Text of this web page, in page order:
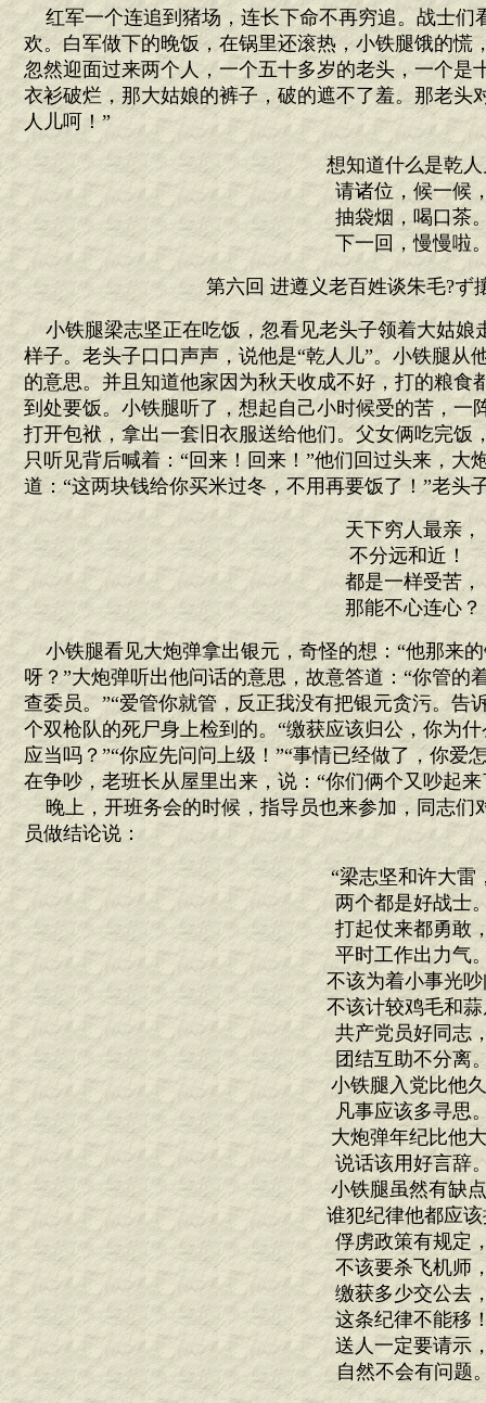
红军一个连追到猪场，连长下命不再穷追。战士们
欢。白军做下的晚饭，在锅里还滚热，小铁腿饿的慌
忽然迎面过来两个人，一个五十多岁的老头，一个是
衣衫破烂，那大姑娘的裤子，破的遮不了羞。那老头
人儿呵！”
想知道什么是乾人
请诸位，候一候
抽袋烟，喝口茶
下一回，慢慢啦
第六回 进遵义老百姓谈朱毛?ず
小铁腿梁志坚正在吃饭，忽看见老头子领着大姑娘
样子。老头子口口声声，说他是“乾人儿”。小铁腿从
的意思。并且知道他家因为秋天收成不好，打的粮食
到处要饭。小铁腿听了，想起自己小时候受的苦，一
打开包袱，拿出一套旧衣服送给他们。父女俩吃完饭
只听见背后喊着：“回来！回来！”他们回过头来，大
道：“这两块钱给你买米过冬，不用再要饭了！”老头
天下穷人最亲，
不分远和近！
都是一样受苦，
那能不心连心？
小铁腿看见大炮弹拿出银元，奇怪的想：“他那来的
呀？”大炮弹听出他问话的意思，故意答道：“你管的
查委员。”“爱管你就管，反正我没有把银元贪污。告
个双枪队的死尸身上检到的。“缴获应该归公，你为
应当吗？”“你应先问问上级！”“事情已经做了，你爱
在争吵，老班长从屋里出来，说：“你们俩个又吵起
晚上，开班务会的时候，指导员也来参加，同志们
员做结论说：
“梁志坚和许大雷
两个都是好战士
打起仗来都勇敢
平时工作出力气
不该为着小事光吵
不该计较鸡毛和蒜
共产党员好同志
团结互助不分离
小铁腿入党比他
凡事应该多寻思
大炮弹年纪比他
说话该用好言辞
小铁腿虽然有缺
谁犯纪律他都应该
俘虏政策有规定
不该要杀飞机师
缴获多少交公去
这条纪律不能移
送人一定要请示
自然不会有问题